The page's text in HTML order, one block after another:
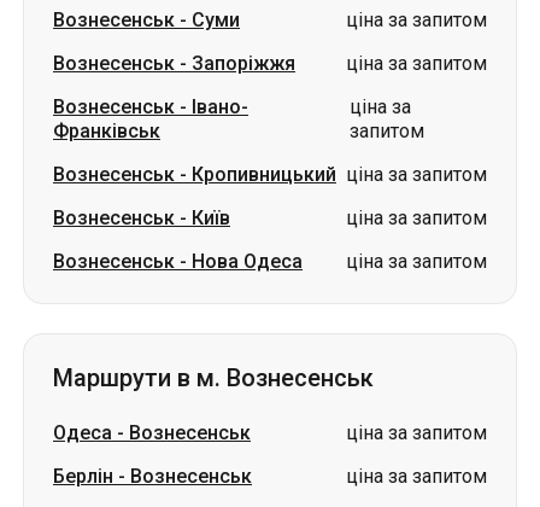
Вознесенськ - Суми
ціна за запитом
Вознесенськ - Запоріжжя
ціна за запитом
Вознесенськ - Івано-
Франківськ
ціна за
запитом
Вознесенськ - Кропивницький ціна за запитом
Вознесенськ - Київ
ціна за запитом
Вознесенськ - Нова Одеса ціна за запитом
Маршрути в м. Вознесенськ
Одеса - Вознесенськ
ціна за запитом
Берлін - Вознесенськ
ціна за запитом